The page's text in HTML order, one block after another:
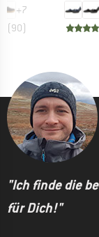
+7
(90)
"Ich finde die
für Dich!"